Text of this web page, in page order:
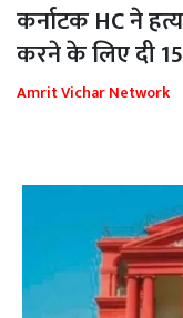
कर्नाटक HC ने
करने के लिए दी
Amrit Vichar Network